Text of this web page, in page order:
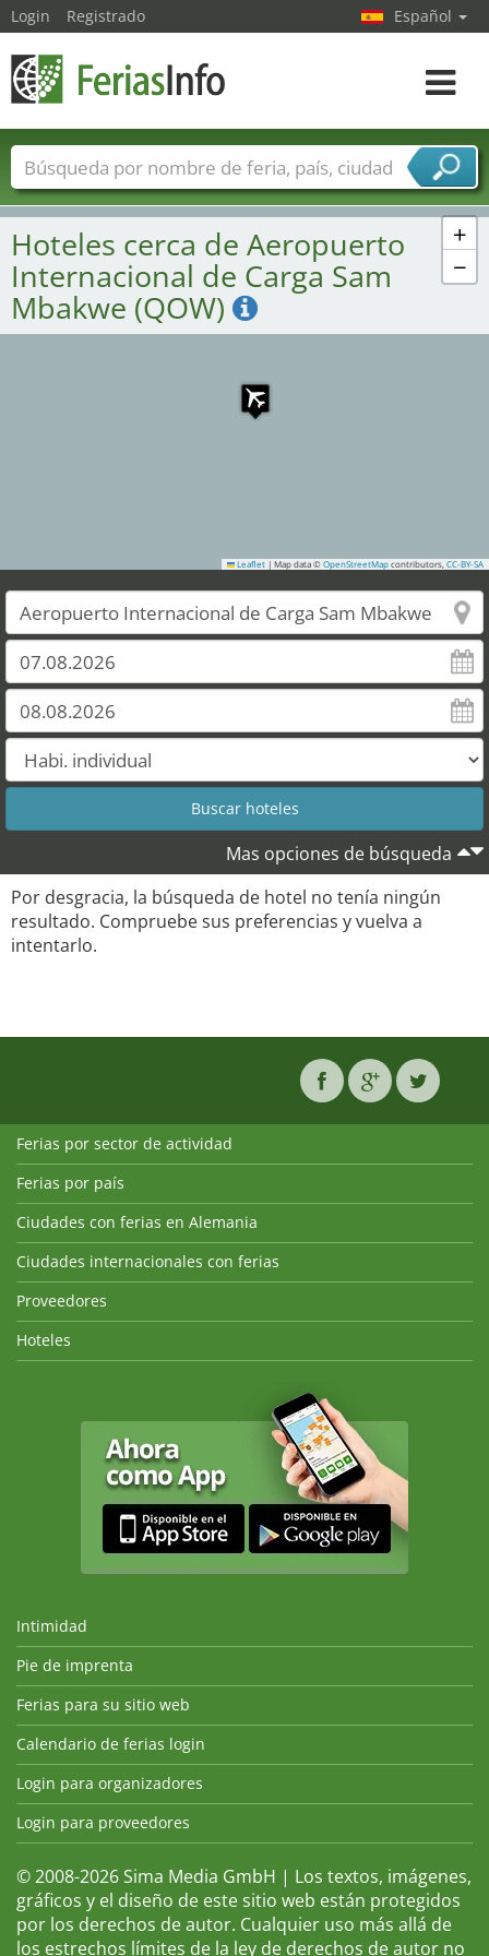
+
−
Leaflet | Map data © OpenStreetMap contributors, CC-BY-SA
Hoteles cerca de Aeropuerto
Internacional de Carga Sam
Mbakwe (QOW)
Mas opciones de búsqueda
Por desgracia, la búsqueda de hotel no tenía ningún
resultado. Compruebe sus preferencias y vuelva a
intentarlo.
Login Registrado Español
toggle
Nombres de ferias Países
Ciudades
Sectores de ferias
Sectores de proveedor de servicios
Ferias por sector de actividad
Ferias por país
Ciudades con ferias en Alemania
Ciudades internacionales con ferias
Proveedores
Hoteles
Intimidad
Pie de imprenta
Ferias para su sitio web
Calendario de ferias login
Login para organizadores
Login para proveedores
© 2008-2026 Sima Media GmbH | Los textos, imágenes,
gráficos y el diseño de este sitio web están protegidos
por los derechos de autor. Cualquier uso más allá de
los estrechos límites de la ley de derechos de autor no